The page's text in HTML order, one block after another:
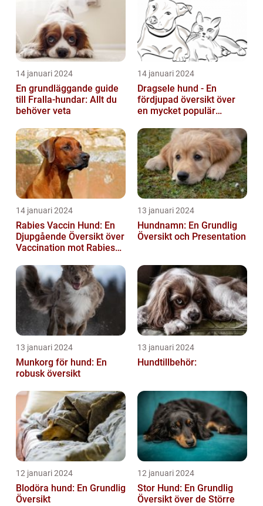
14 januari 2024
En grundläggande guide
till Fralla-hundar: Allt du
behöver veta
14 januari 2024
Dragsele hund - En
fördjupad översikt över
en mycket populär
14 januari 2024
Rabies Vaccin Hund: En
Djupgående Översikt över
Vaccination mot Rabies
13 januari 2024
Hundnamn: En Grundlig
Översikt och Presentation
13 januari 2024
Munkorg för hund: En
robusk översikt
13 januari 2024
Hundtillbehör:
12 januari 2024
Blodöra hund: En Grundlig
Översikt
12 januari 2024
Stor Hund: En Grundlig
Översikt över de Större